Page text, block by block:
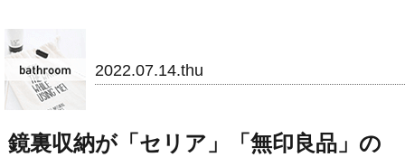
2022.07.14.thu
鏡裏収納が「セリア」「無印良品」の